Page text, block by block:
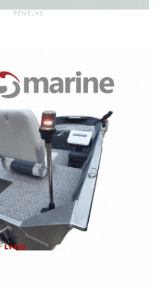
RĖMĖJAS